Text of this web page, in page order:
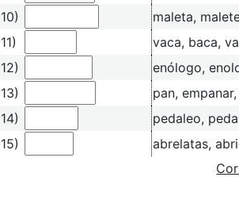
10)
maleta,
11)
vaca, baca,
12)
enólogo,
13)
pan,
14)
pedaleo,
15)
abrelatas,